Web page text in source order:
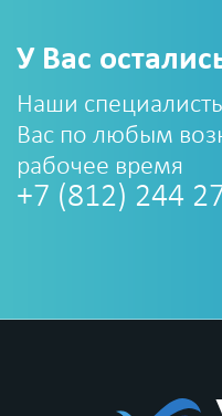
У Вас
Наши
Вас по любым
рабочее время
+7 (812) 244